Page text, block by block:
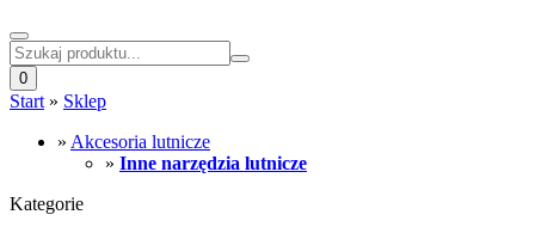
0
Start » Sklep
» Akcesoria lutnicze
» Inne narzędzia lutnicze
Kategorie